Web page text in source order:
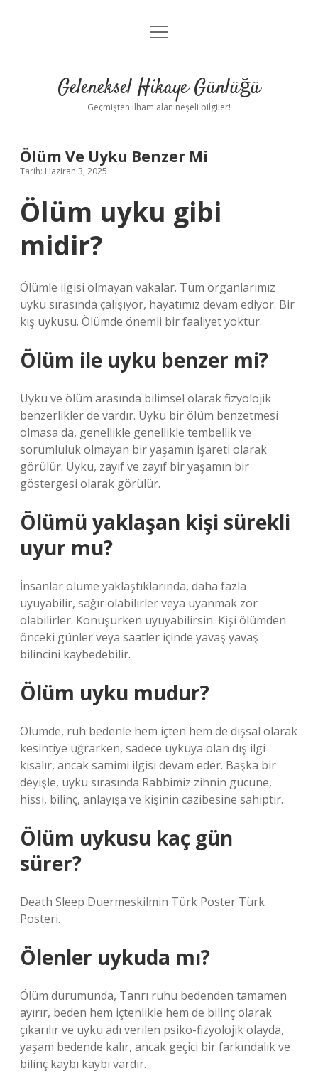
Anasayfa
Yasal Uyarı
menüyü
Geleneksel Hikaye Günlüğü
Geçmişten ilham alan neşeli bilgiler!
Ölüm Ve Uyku Benzer Mi
Tarih: Haziran 3, 2025
Ölüm uyku gibi
midir?
Ölümle ilgisi olmayan vakalar. Tüm organlarımız
uyku sırasında çalışıyor, hayatımız devam ediyor. Bir
kış uykusu. Ölümde önemli bir faaliyet yoktur.
Ölüm ile uyku benzer mi?
Uyku ve ölüm arasında bilimsel olarak fizyolojik
benzerlikler de vardır. Uyku bir ölüm benzetmesi
olmasa da, genellikle genellikle tembellik ve
sorumluluk olmayan bir yaşamın işareti olarak
görülür. Uyku, zayıf ve zayıf bir yaşamın bir
göstergesi olarak görülür.
Ölümü yaklaşan kişi sürekli
uyur mu?
İnsanlar ölüme yaklaştıklarında, daha fazla
uyuyabilir, sağır olabilirler veya uyanmak zor
olabilirler. Konuşurken uyuyabilirsin. Kişi ölümden
önceki günler veya saatler içinde yavaş yavaş
bilincini kaybedebilir.
Ölüm uyku mudur?
Ölümde, ruh bedenle hem içten hem de dışsal olarak
kesintiye uğrarken, sadece uykuya olan dış ilgi
kısalır, ancak samimi ilgisi devam eder. Başka bir
deyişle, uyku sırasında Rabbimiz zihnin gücüne,
hissi, bilinç, anlayışa ve kişinin cazibesine sahiptir.
Ölüm uykusu kaç gün
sürer?
Death Sleep Duermeskilmin Türk Poster Türk
Posteri.
Ölenler uykuda mı?
Ölüm durumunda, Tanrı ruhu bedenden tamamen
ayırır, beden hem içtenlikle hem de bilinç olarak
çıkarılır ve uyku adı verilen psiko-fizyolojik olayda,
yaşam bedende kalır, ancak geçici bir farkındalık ve
bilinç kaybı kaybı vardır.